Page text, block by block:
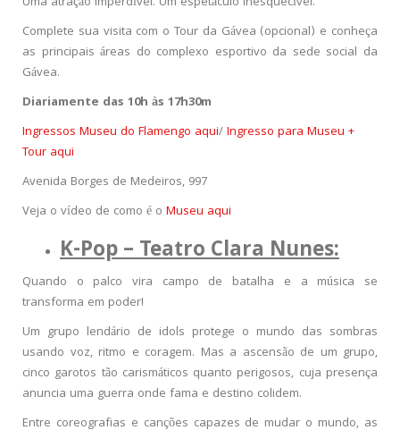
Complete sua visita com o Tour da Gávea (opcional) e conheça
as principais áreas do complexo esportivo da sede social da
Gávea.
Diariamente das 10h às 17h30m
Ingressos Museu do Flamengo aqui/Ingresso para Museu +
Tour aqui
Avenida Borges de Medeiros, 997
Veja o vídeo de como é o Museu aqui
K-Pop – Teatro Clara Nunes:
Quando o palco vira campo de batalha e a música se
transforma em poder!
Um grupo lendário de idols protege o mundo das sombras
usando voz, ritmo e coragem. Mas a ascensão de um grupo,
cinco garotos tão carismáticos quanto perigosos, cuja presença
anuncia uma guerra onde fama e destino colidem.
Entre coreografias e canções capazes de mudar o mundo, as